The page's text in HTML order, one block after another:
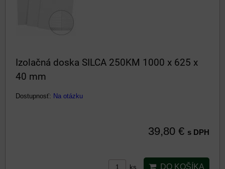
Izolačná doska SILCA 250KM 1000 x 625 x
40 mm
Dostupnosť: Na otázku
39,80 € s DPH
ks DO KOŠÍKA